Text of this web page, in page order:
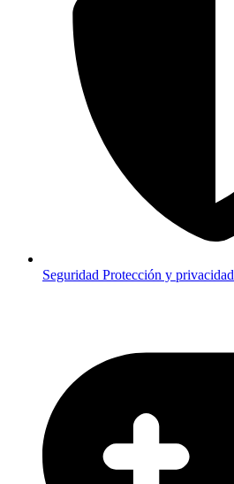
Seguridad Protección y privacidad